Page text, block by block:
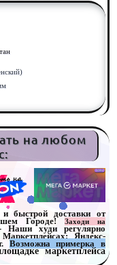
на любом
и быстрой доставки от
Городе!
Заходи на
Наши худи регулярно
Яндекс-
Возможна примерка в
маркетплейса